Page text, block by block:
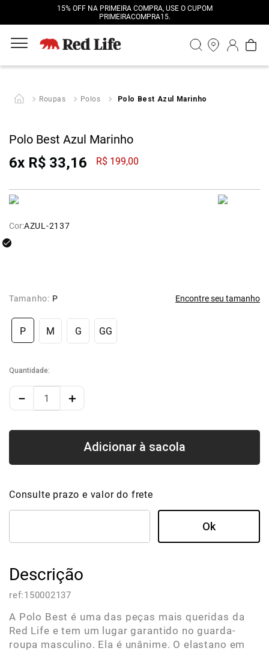
15% OFF NA PRIMEIRA COMPRA, USE O CUPOM
PRIMEIRACOMPRA15.
Roupas Polos Polo Best Azul Marinho
Polo Best Azul Marinho
6x R$ 33,16 R$ 199,00
Cor:AZUL-2137
Tamanho: P Encontre seu tamanho
P M G GG
Quantidade
＋
－
Consulte prazo e valor do frete
Descrição
ref:150002137
A Polo Best é uma das peças mais queridas da
Red Life e tem um lugar garantido no guarda-
roupa masculino. Ela é unânime. O elastano em